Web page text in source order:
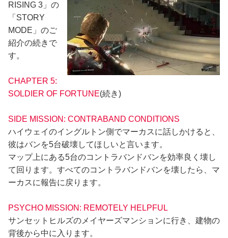
RISING 3」の
「STORY
MODE」のご
紹介の続きで
す。
CHAPTER 5:
SOLDIER OF FORTUNE(続き)
SIDE MISSION: CONTRABAND CONDITIONS
ハイウェイのイングルトン側でマーカスに話しかけると、
彼はバンを5台破壊してほしいと言います。
マップ上にある5台のコントラバンドバンを効率良く壊し
て回ります。すべてのコントラバンドバンを壊したら、マ
ーカスに報告に戻ります。
PSYCHO MISSION: REMOTELY HELPFUL
サンセットヒルズのメイヤーズマンションに行き、建物の
背後から中に入ります。